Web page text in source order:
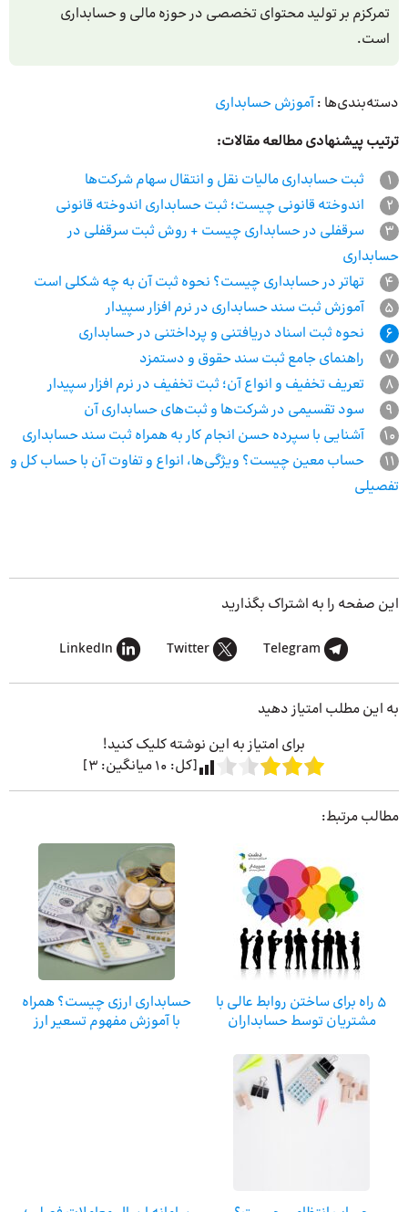
تمرکزم بر تولید محتوای تخصصی در حوزه مالی و حسابداری
است.
دسته‌بندی‌ها :آموزش حسابداری
ترتیب پیشنهادی مطالعه مقالات:
1
ثبت حسابداری مالیات نقل و انتقال سهام شرکت‌ها
2
اندوخته قانونی چیست؛ ثبت حسابداری اندوخته قانونی
3
سرقفلی در حسابداری چیست + روش ثبت سرقفلی در
حسابداری
4
تهاتر در حسابداری چیست؟ نحوه ثبت آن به چه شکلی است
5
آموزش ثبت سند حسابداری در نرم افزار سپیدار
6
نحوه ثبت‌ اسناد دریافتنی و پرداختنی در حسابداری
7
راهنمای جامع ثبت سند حقوق و دستمزد
8
تعریف تخفیف و انواع آن؛ ثبت تخفیف در نرم افزار سپیدار
9
سود تقسیمی در شرکت‌ها و ثبت‌های حسابداری آن
10
آشنایی با سپرده حسن انجام کار به همراه ثبت سند حسابداری
11
حساب معین چیست؟ ویژگی‌ها، انواع و تفاوت آن با حساب کل و
تفصیلی
این صفحه را به اشتراک بگذارید
Telegram
Twitter
LinkedIn
به این مطلب امتیاز دهید
برای امتیاز به این نوشته کلیک کنید!
[کل: 10میانگین: 3
]
مطالب مرتبط:
۵ راه برای ساختن روابط عالی با
مشتریان توسط حسابداران
حسابداری ارزی چیست؟ همراه
با آموزش مفهوم تسعیر ارز